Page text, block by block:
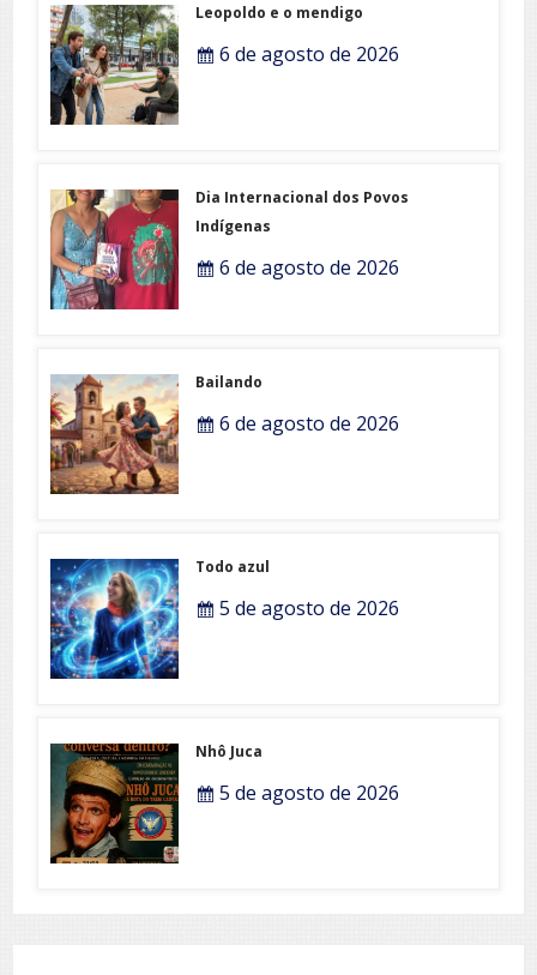
Leopoldo e o mendigo
6 de agosto de 2026
Dia Internacional dos Povos
Indígenas
6 de agosto de 2026
Bailando
6 de agosto de 2026
Todo azul
5 de agosto de 2026
Nhô Juca
5 de agosto de 2026